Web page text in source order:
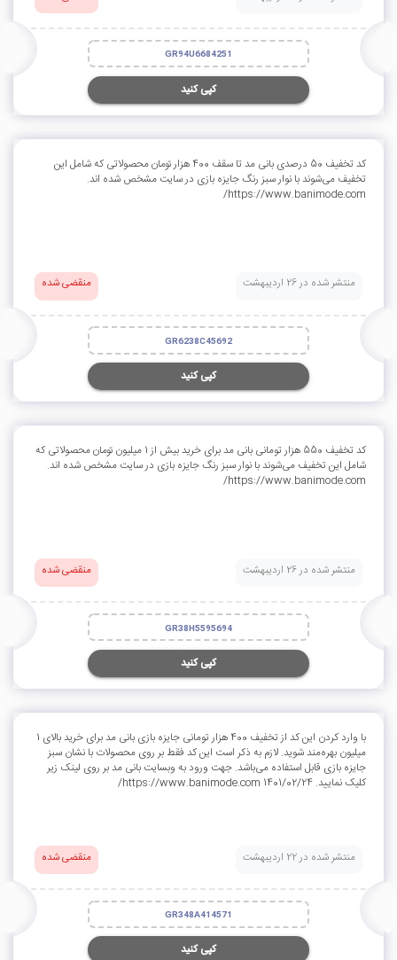
GR94U6684251
کپی کنید
کد تخفیف 50 درصدی بانی مد تا سقف 400 هزار تومان محصولاتی که شامل این
تخفیف می‌شوند با نوار سبز رنگ جایزه بازی در سایت مشخص شده اند.
https://www.banimode.com/
منتشر شده در 26 اردیبهشت منقضی شده
GR6238C45692
کپی کنید
کد تخفیف 550 هزار تومانی بانی مد برای خرید بیش از 1 میلیون تومان محصولاتی که
شامل این تخفیف می‌شوند با نوار سبز رنگ جایزه بازی در سایت مشخص شده اند.
https://www.banimode.com/
منتشر شده در 26 اردیبهشت منقضی شده
GR38H5595694
کپی کنید
با وارد کردن این کد از تخفیف 400 هزار تومانی جایزه بازی بانی مد برای خرید بالای 1
میلیون بهره‌مند شوید. لازم به ذکر است این کد فقط بر روی محصولات با نشان سبز
جایزه بازی قابل استفاده می‌باشد. جهت ورود به وبسایت بانی مد بر روی لینک زیر
کلیک نمایید. 1401/02/24 https://www.banimode.com/
منتشر شده در 22 اردیبهشت منقضی شده
GR348A414571
کپی کنید